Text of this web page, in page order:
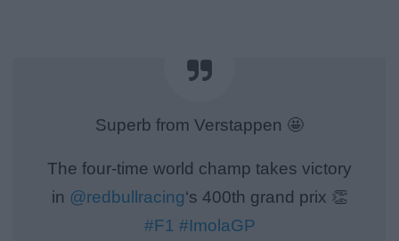
Superb from Verstappen 🤩
The four-time world champ takes victory
in @redbullracing‘s 400th grand prix 👏
#F1 #ImolaGP